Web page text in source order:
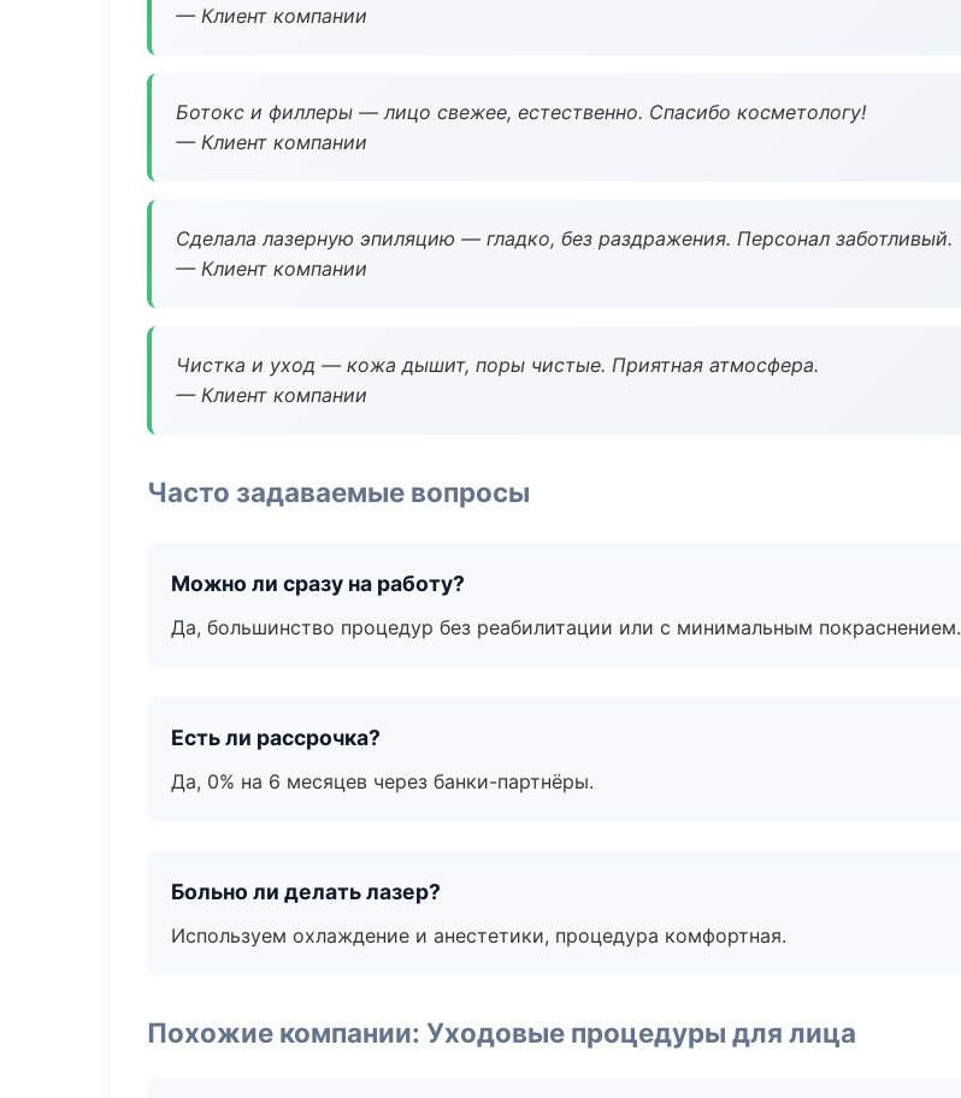
— Клиент компании
Ботокс и филлеры — лицо свежее, естественно. Спасибо косметологу!
— Клиент компании
Сделала лазерную эпиляцию — гладко, без раздражения. Персонал заботливый.
— Клиент компании
Чистка и уход — кожа дышит, поры чистые. Приятная атмосфера.
— Клиент компании
Часто задаваемые вопросы
Можно ли сразу на работу?
Да, большинство процедур без реабилитации или с минимальным покраснением.
Есть ли рассрочка?
Да, 0% на 6 месяцев через банки-партнёры.
Больно ли делать лазер?
Используем охлаждение и анестетики, процедура комфортная.
Похожие компании: Уходовые процедуры для лица